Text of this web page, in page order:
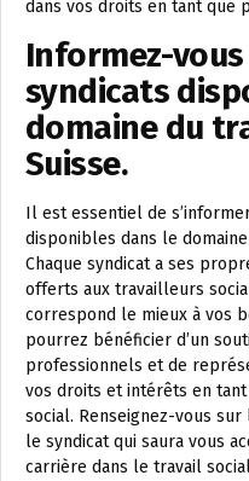
dans vos droits en tant que
Informez-
syndicats
domaine du
Suisse.
Il est essentiel de
disponibles dans le
Chaque syndicat a ses
offerts aux travailleurs
correspond le mieux à vos
pourrez bénéficier d’un
professionnels et de
vos droits et intérêts en
social. Renseignez-vous
le syndicat qui saura vous
carrière dans le travail